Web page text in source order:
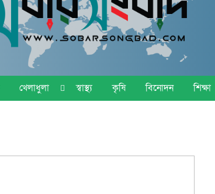
খেলাধুলা স্বাস্থ্য কৃষি বিনোদন শিক্ষা